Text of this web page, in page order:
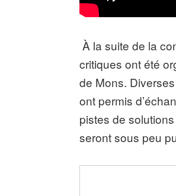
À la suite de la
critiques ont été
de Mons.
ont permis
pistes de
seront sous peu